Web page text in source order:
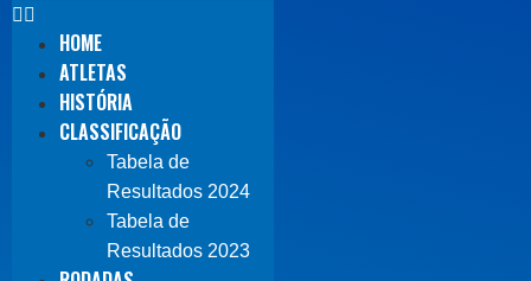
HOME
ATLETAS
HISTÓRIA
CLASSIFICAÇÃO
Tabela de
Resultados 2024
Tabela de
Resultados 2023